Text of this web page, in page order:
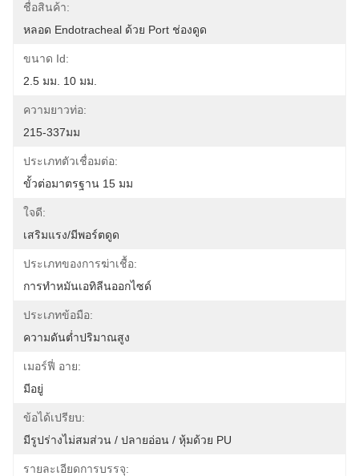
ชื่อสินค้า:
หลอด Endotracheal ด้วย Port ช่องดูด
ขนาด Id:
2.5 มม. 10 มม.
ความยาวท่อ:
215-337มม
ประเภทตัวเชื่อมต่อ:
ขั้วต่อมาตรฐาน 15 มม
ใจดี:
เสริมแรง/มีพอร์ตดูด
ประเภทของการฆ่าเชื้อ:
การทำหมันเอทิลีนออกไซด์
ประเภทข้อมือ:
ความดันต่ำปริมาณสูง
เมอร์ฟี่ อาย:
มีอยู่
ข้อได้เปรียบ:
มีรูปร่างไม่สมส่วน / ปลายอ่อน / หุ้มด้วย PU
รายละเอียดการบรรจุ: